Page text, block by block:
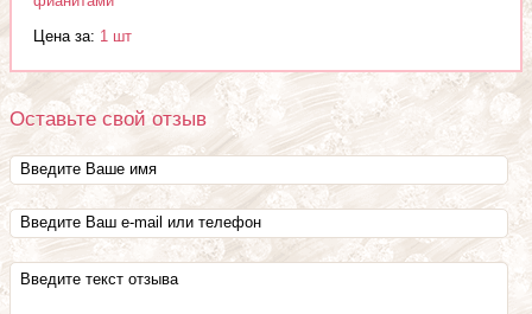
Цена за: 1 шт
Оставьте свой отзыв